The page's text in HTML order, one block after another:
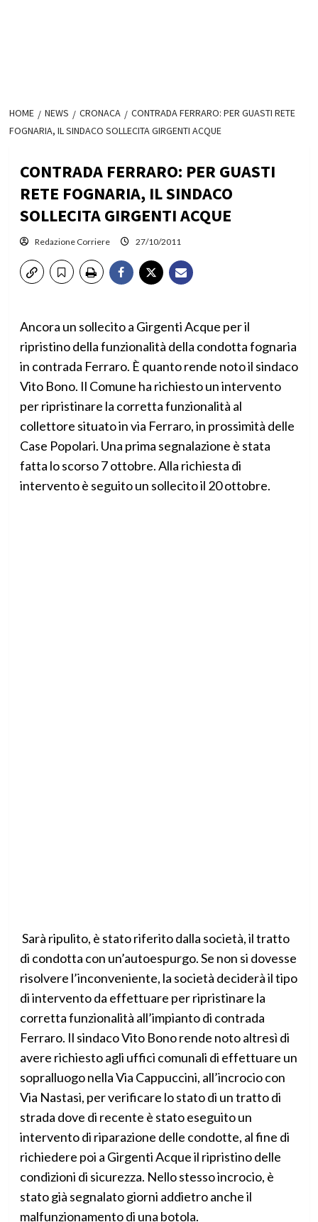
HOME NEWS CRONACA
CONTRADA FERRARO: PER GUASTI RETE
FOGNARIA, IL SINDACO SOLLECITA GIRGENTI ACQUE
CONTRADA FERRARO: PER GUASTI
RETE FOGNARIA, IL SINDACO
SOLLECITA GIRGENTI ACQUE
Redazione Corriere 27/10/2011
Ancora un sollecito a Girgenti Acque per il
ripristino della funzionalità della condotta fognaria
in contrada Ferraro. È quanto rende noto il sindaco
Vito Bono. Il Comune ha richiesto un intervento
per ripristinare la corretta funzionalità al
collettore situato in via Ferraro, in prossimità delle
Case Popolari. Una prima segnalazione è stata
fatta lo scorso 7 ottobre. Alla richiesta di
intervento è seguito un sollecito il 20 ottobre.
Sarà ripulito, è stato riferito dalla società, il tratto
di condotta con un’autoespurgo. Se non si dovesse
risolvere l’inconveniente, la società deciderà il tipo
di intervento da effettuare per ripristinare la
corretta funzionalità all’impianto di contrada
Ferraro. Il sindaco Vito Bono rende noto altresì di
avere richiesto agli uffici comunali di effettuare un
sopralluogo nella Via Cappuccini, all’incrocio con
Via Nastasi, per verificare lo stato di un tratto di
strada dove di recente è stato eseguito un
intervento di riparazione delle condotte, al fine di
richiedere poi a Girgenti Acque il ripristino delle
condizioni di sicurezza. Nello stesso incrocio, è
stato già segnalato giorni addietro anche il
malfunzionamento di una botola.